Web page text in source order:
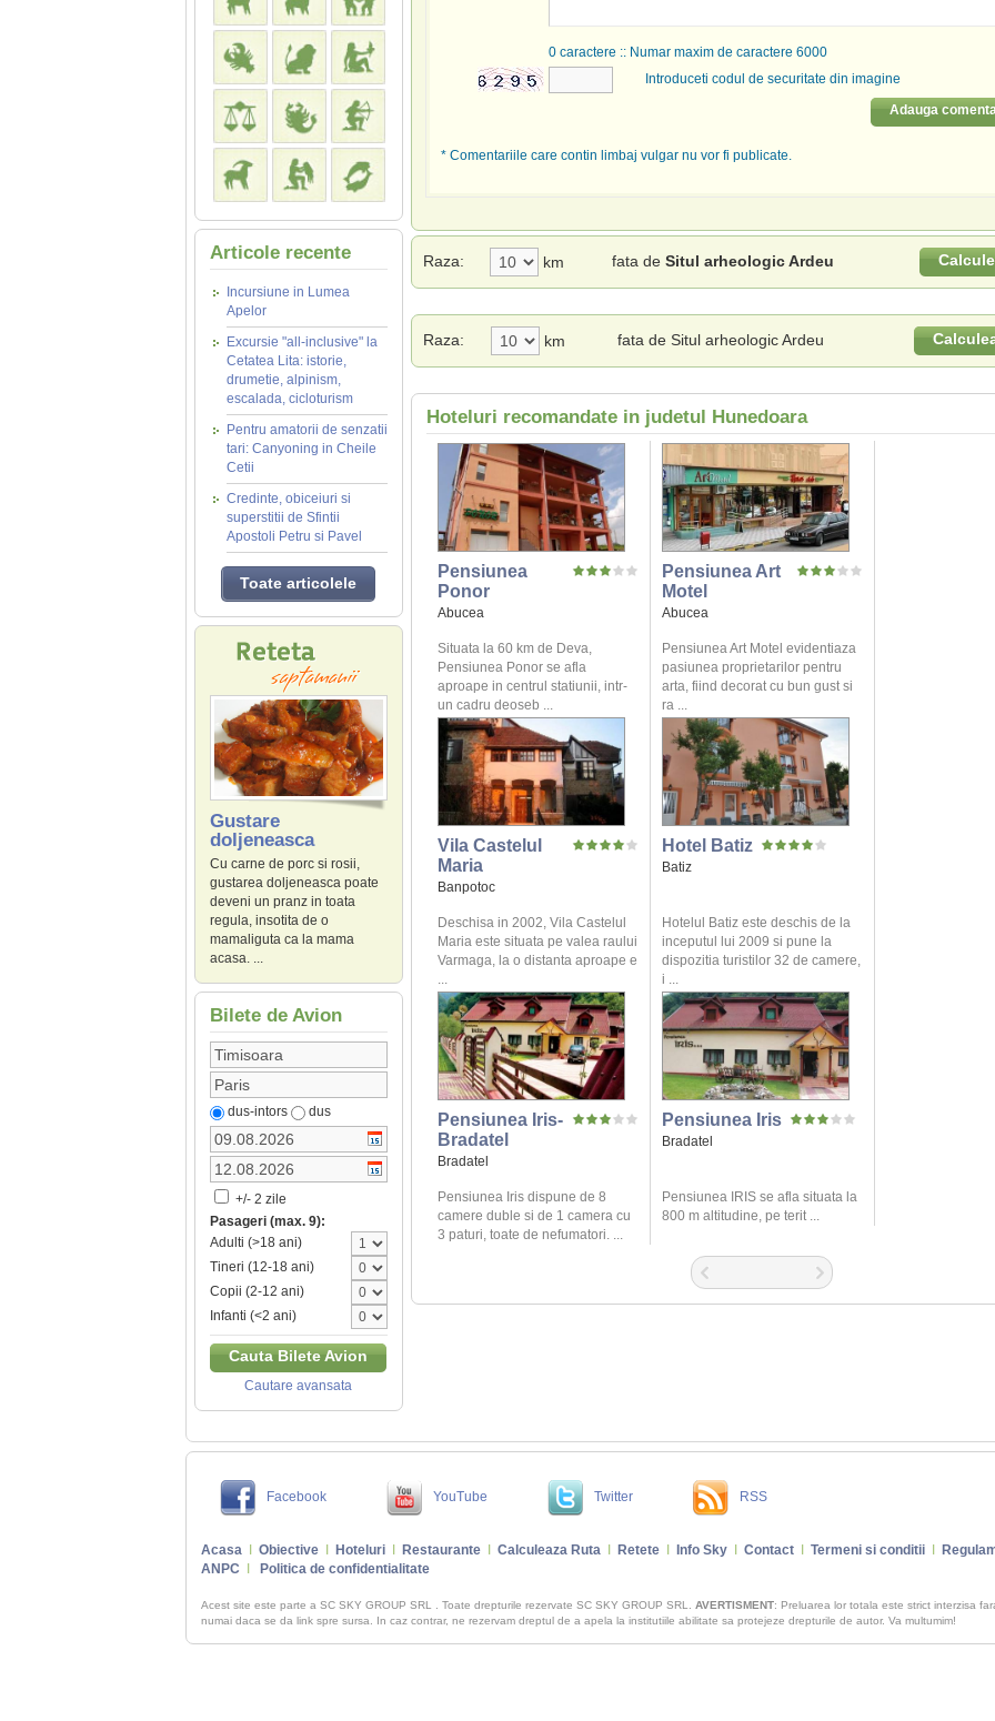
Articole recente
Incursiune in Lumea
Apelor
Excursie "all-inclusive" la
Cetatea Lita: istorie,
drumetie, alpinism,
escalada, cicloturism
Pentru amatorii de senzatii
tari: Canyoning in Cheile
Cetii
Credinte, obiceiuri si
superstitii de Sfintii
Apostoli Petru si Pavel
Toate articolele
Gustare
doljeneasca
Cu carne de porc si rosii,
gustarea doljeneasca poate
deveni un pranz in toata
regula, insotita de o
mamaliguta ca la mama
acasa. ...
Bilete de Avion
dus-intors dus
+/- 2 zile
Pasageri (max. 9):
Adulti (>18 ani)
Tineri (12-18 ani)
Copii (2-12 ani)
Infanti (<2 ani)
Cauta Bilete Avion
Cautare avansata
0caractere :: Numar maxim de caractere 6000
Introduceti codul de securitate din imagine
Adauga
* Comentariile care contin limbaj vulgar nu vor fi publicate.
Raza: km fata de Situl arheologic Ardeu
Raza: km fata de Situl arheologic Ardeu
Hoteluri recomandate in judetul Hunedoara
Pensiunea
Ponor
Abucea
Situata la 60 km de Deva,
Pensiunea Ponor se afla
aproape in centrul statiunii, intr-
un cadru deoseb ...
Pensiunea Art
Motel
Abucea
Pensiunea Art Motel evidentiaza
pasiunea proprietarilor pentru
arta, fiind decorat cu bun gust si
ra ...
Vila Castelul
Maria
Banpotoc
Deschisa in 2002, Vila Castelul
Maria este situata pe valea raului
Varmaga, la o distanta aproape e
...
Hotel Batiz
Batiz
Hotelul Batiz este deschis de la
inceputul lui 2009 si pune la
dispozitia turistilor 32 de camere,
i ...
Pensiunea Iris-
Bradatel
Bradatel
Pensiunea Iris dispune de 8
camere duble si de 1 camera cu
3 paturi, toate de nefumatori. ...
Pensiunea Iris
Bradatel
Pensiunea IRIS se afla situata la
800 m altitudine, pe terit ...
Facebook YouTube Twitter RSS
AcasaI ObiectiveI HoteluriI RestauranteI Calculeaza RutaI ReteteI Info SkyI ContactI Termeni si conditiiI
ANPC
Politica de confidentialitate
Acest site este parte a SC SKY GROUP SRL . Toate drepturile rezervate SC SKY GROUP SRL. AVERTISMENT: Preluarea lor totala este strict interzisa
numai daca se da link spre sursa. In caz contrar, ne rezervam dreptul de a apela la institutiile abilitate sa protejeze drepturile de autor. Va multumim!